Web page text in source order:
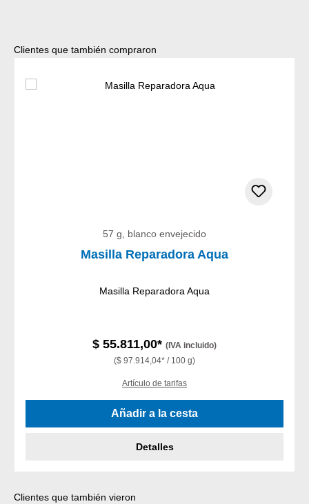
Omitir la galería de productos
Clientes que también compraron
57 g, blanco envejecido
Masilla Reparadora Aqua
Masilla Reparadora Aqua
$ 55.811,00* (IVA incluido)
($ 97.914,04* / 100 g)
Artículo de tarifas
Añadir a la cesta
Detalles
Omitir la galería de productos
Clientes que también vieron